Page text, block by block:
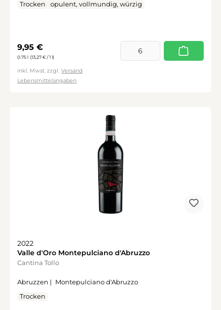
Trocken
opulent, vollmundig, würzig
Regulärer Preis:
9,95 €
0.75 l (13,27 € / 1 l)
inkl. Mwst. zzgl. Versand
Lebensmittelangaben
2022
Valle d'Oro Montepulciano d'Abruzzo
Cantina Tollo
Abruzzen | Montepulciano d'Abruzzo
Trocken